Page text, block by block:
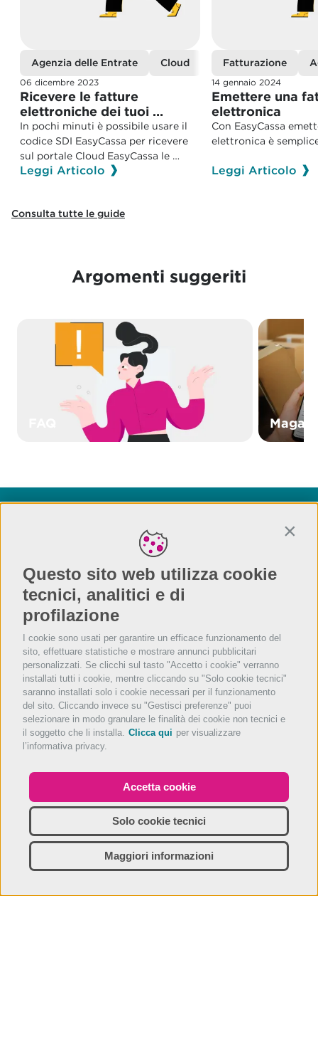
Questo sito web utilizza cookie
tecnici, analitici e di
profilazione
I cookie sono usati per garantire un efficace funzionamento del
sito, effettuare statistiche e mostrare annunci pubblicitari
personalizzati. Se clicchi sul tasto "Accetto i cookie" verranno
installati tutti i cookie, mentre cliccando su "Solo cookie tecnici"
saranno installati solo i cookie necessari per il funzionamento
del sito. Cliccando invece su "Gestisci preferenze" puoi
selezionare in modo granulare le finalità dei cookie non tecnici e
il soggetto che li installa. Clicca qui per visualizzare
l’informativa privacy.
Accetta cookie
Solo cookie tecnici
Maggiori informazioni
Agenzia delle Entrate Cloud Fatture e
06 dicembre 2023
Ricevere le fatture
elettroniche dei tuoi
fornitori sul Cloud
In pochi minuti è possibile usare il
codice SDI EasyCassa per ricevere
sul portale Cloud EasyCassa le
fatture elettroniche in entrata.
Leggi Articolo
Fatturazione
14 gennaio 2024
Emettere una
elettronica
Con EasyCassa
elettronica è
Leggi Articolo
Consulta tutte le guide
Argomenti suggeriti
Se non riesci a trovare quello che cerchi chiama il
terminale di cassa